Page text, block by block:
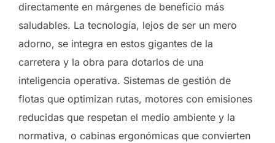
directamente en márgenes de beneficio más
saludables. La tecnología, lejos de ser un mero
adorno, se integra en estos gigantes de la
carretera y la obra para dotarlos de una
inteligencia operativa. Sistemas de gestión de
flotas que optimizan rutas, motores con emisiones
reducidas que respetan el medio ambiente y la
normativa, o cabinas ergonómicas que convierten